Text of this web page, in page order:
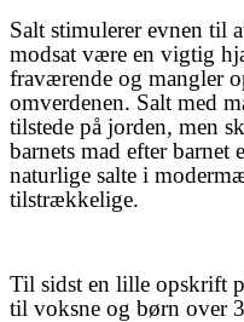
Salt stimulerer evnen til
modsat være en vigtig
fraværende og mangler
omverdenen. Salt med
tilstede på jorden, men
barnets mad efter
naturlige salte i
tilstrækkelige.
Til sidst en lille opskrift
til voksne og børn over